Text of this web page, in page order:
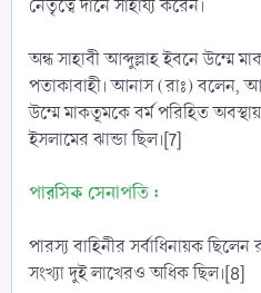
নেতৃত্বে দানে সাহায্য করেন।
অন্ধ সাহাবী আব্দুল্লাহ ইবনে উম্মে
পতাকাবাহী। আনাস (রাঃ) বলেন,
উম্মে মাকতূমকে বর্ম পরিহিত
ইসলামের ঝান্ডা ছিল।[7]
পারসিক সেনাপতি :
পারস্য বাহিনীর সর্বাধিনায়ক
সংখ্যা দুই লাখেরও অধিক ছিল।[8]